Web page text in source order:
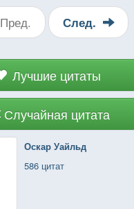
Пред. След.
Лучшие цитаты
Случайная цитата
Оскар Уайльд
586 цитат